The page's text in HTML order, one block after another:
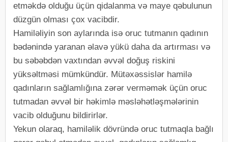
etməkdə olduğu üçün qidalanma və maye qəbulunun
düzgün olması çox vacibdir.
Hamiləliyin son aylarında isə oruc tutmanın qadının
bədənində yaranan əlavə yükü daha da artırması və
bu səbəbdən vaxtından əvvəl doğuş riskini
yüksəltməsi mümkündür. Mütəxəssislər hamilə
qadınların sağlamlığına zərər verməmək üçün oruc
tutmadan əvvəl bir həkimlə məsləhətləşmələrinin
vacib olduğunu bildirirlər.
Yekun olaraq, hamiləlik dövründə oruc tutmaqla bağlı